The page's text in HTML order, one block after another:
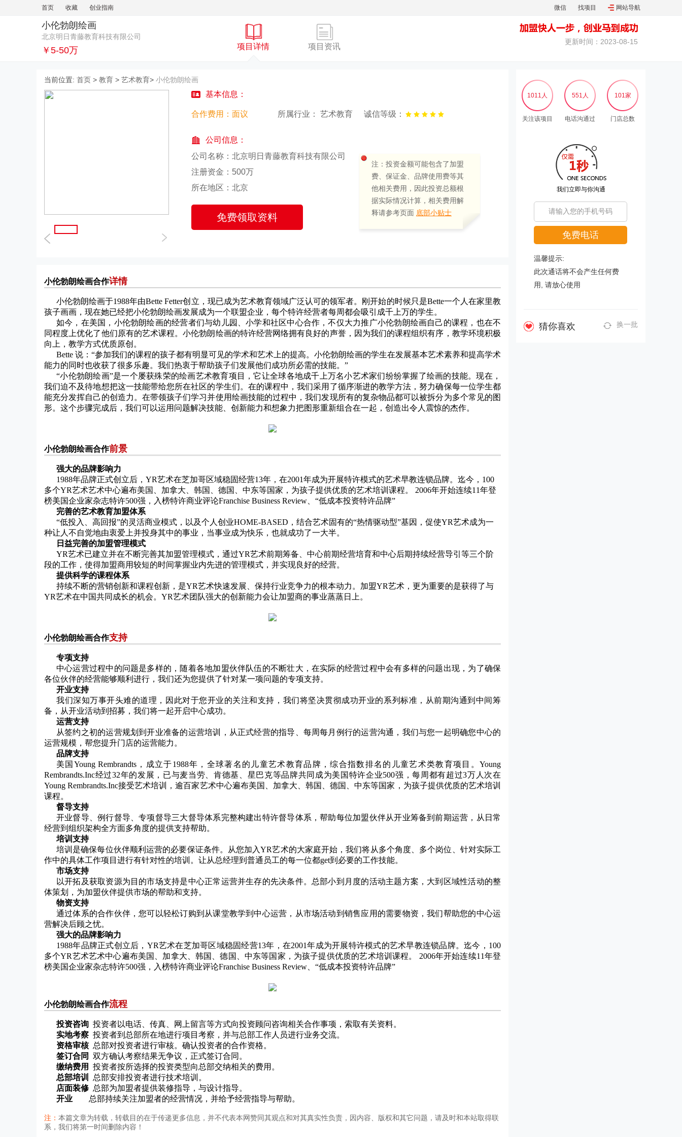
首页 收藏 创业指南 微信 找项目 网站导航
小伦勃朗绘画
北京明日青藤教育科技有限公司
￥5-50万 项目详情 项目资讯
更新时间：2023-08-15
当前位置: 首页 > 教育 > 艺术教育> 小伦勃朗绘画
基本信息：
合作费用：面议 所属行业： 艺术教育 诚信等级：
公司信息：
公司名称：北京明日青藤教育科技有限公司
注册资金：500万
所在地区：北京
免费领取资料
注：投资金额可能包含了加盟
费、保证金、品牌使用费等其
他相关费用，因此投资总额根
据实际情况计算，相关费用解
释请参考页面 底部小贴士
小伦勃朗绘画合作详情
小伦勃朗绘画于1988年由Bette Fetter创立，现已成为艺术教育领域广泛认可的领军者。刚开始的时候只是Bette一个人在家里教
孩子画画，现在她已经把小伦勃朗绘画发展成为一个联盟企业，每个特许经营者每周都会吸引成千上万的学生。
如今，在美国，小伦勃朗绘画的经营者们与幼儿园、小学和社区中心合作，不仅大力推广小伦勃朗绘画自己的课程，也在不
同程度上优化了他们原有的艺术课程。小伦勃朗绘画的特许经营网络拥有良好的声誉，因为我们的课程组织有序，教学环境积极
向上，教学方式优质原创。
Bette 说：“参加我们的课程的孩子都有明显可见的学术和艺术上的提高。小伦勃朗绘画的学生在发展基本艺术素养和提高学术
能力的同时也收获了很多乐趣。我们热衷于帮助孩子们发展他们成功所必需的技能。”
“小伦勃朗绘画”是一个屡获殊荣的绘画艺术教育项目，它让全球各地成千上万名小艺术家们纷纷掌握了绘画的技能。现在，
我们迫不及待地想把这一技能带给您所在社区的学生们。在的课程中，我们采用了循序渐进的教学方法，努力确保每一位学生都
能充分发挥自己的创造力。在带领孩子们学习并使用绘画技能的过程中，我们发现所有的复杂物品都可以被拆分为多个常见的图
形。这个步骤完成后，我们可以运用问题解决技能、创新能力和想象力把图形重新组合在一起，创造出令人震惊的杰作。
小伦勃朗绘画合作前景
强大的品牌影响力
1988年品牌正式创立后，YR艺术在芝加哥区域稳固经营13年，在2001年成为开展特许模式的艺术早教连锁品牌。迄今，100
多个YR艺术艺术中心遍布美国、加拿大、韩国、德国、中东等国家，为孩子提供优质的艺术培训课程。 2006年开始连续11年登
榜美国企业家杂志特许500强，入榜特许商业评论Franchise Business Review、“低成本投资特许品牌”
完善的艺术教育加盟体系
“低投入、高回报”的灵活商业模式，以及个人创业HOME-BASED，结合艺术固有的“热情驱动型”基因，促使YR艺术成为一
种让人不自觉地由衷爱上并投身其中的事业，当事业成为快乐，也就成功了一大半。
日益完善的加盟管理模式
YR艺术已建立并在不断完善其加盟管理模式，通过YR艺术前期筹备、中心前期经营培育和中心后期持续经营导引等三个阶
段的工作，使得加盟商用较短的时间掌握业内先进的管理模式，并实现良好的经营。
提供科学的课程体系
持续不断的营销创新和课程创新，是YR艺术快速发展、保持行业竞争力的根本动力。加盟YR艺术，更为重要的是获得了与
YR艺术在中国共同成长的机会。YR艺术团队强大的创新能力会让加盟商的事业蒸蒸日上。
小伦勃朗绘画合作支持
专项支持
中心运营过程中的问题是多样的，随着各地加盟伙伴队伍的不断壮大，在实际的经营过程中会有多样的问题出现，为了确保
各位伙伴的经营能够顺利进行，我们还为您提供了针对某一项问题的专项支持。
开业支持
我们深知万事开头难的道理，因此对于您开业的关注和支持，我们将坚决贯彻成功开业的系列标准，从前期沟通到中间筹
备，从开业活动到招募，我们将一起开启中心成功。
运营支持
从签约之初的运营规划到开业准备的运营培训，从正式经营的指导、每周每月例行的运营沟通，我们与您一起明确您中心的
运营规模，帮您提升门店的运营能力。
品牌支持
美国Young Rembrandts，成立于1988年，全球著名的儿童艺术教育品牌，综合指数排名的儿童艺术类教育项目。Young
Rembrandts.Inc经过32年的发展，已与麦当劳、肯德基、星巴克等品牌共同成为美国特许企业500强，每周都有超过3万人次在
Young Rembrandts.Inc接受艺术培训，逾百家艺术中心遍布美国、加拿大、韩国、德国、中东等国家，为孩子提供优质的艺术培训
课程。
督导支持
开业督导、例行督导、专项督导三大督导体系完整构建出特许督导体系，帮助每位加盟伙伴从开业筹备到前期运营，从日常
经营到组织架构全方面多角度的提供支持帮助。
培训支持
培训是确保每位伙伴顺利运营的必要保证条件。从您加入YR艺术的大家庭开始，我们将从多个角度、多个岗位、针对实际工
作中的具体工作项目进行有针对性的培训。让从总经理到普通员工的每一位都get到必要的工作技能。
市场支持
以开拓及获取资源为目的市场支持是中心正常运营并生存的先决条件。总部小到月度的活动主题方案，大到区域性活动的整
体策划，为加盟伙伴提供市场的帮助和支持。
物资支持
通过体系的合作伙伴，您可以轻松订购到从课堂教学到中心运营，从市场活动到销售应用的需要物资，我们帮助您的中心运
营解决后顾之忧。
强大的品牌影响力
1988年品牌正式创立后，YR艺术在芝加哥区域稳固经营13年，在2001年成为开展特许模式的艺术早教连锁品牌。迄今，100
多个YR艺术艺术中心遍布美国、加拿大、韩国、德国、中东等国家，为孩子提供优质的艺术培训课程。 2006年开始连续11年登
榜美国企业家杂志特许500强，入榜特许商业评论Franchise Business Review、“低成本投资特许品牌”
小伦勃朗绘画合作流程
投资咨询 投资者以电话、传真、网上留言等方式向投资顾问咨询相关合作事项，索取有关资料。
实地考察 投资者到总部所在地进行项目考察，并与总部工作人员进行业务交流。
资格审核总部对投资者进行审核。确认投资者的合作资格。
签订合同
双方确认考察结果无争议，正式签订合同。
缴纳费用
投资者按所选择的投资类型向总部交纳相关的费用。
总部培训
总部安排投资者进行技术培训。
店面装修 总部为加盟者提供装修指导，与设计指导。
开业
总部持续关注加盟者的经营情况，并给予经营指导与帮助。
注： 本篇文章为转载，转载目的在于传递更多信息，并不代表本网赞同其观点和对其真实性负责，因内容、版权和其它问题，请及时和本站取得联
系，我们将第一时间删除内容！
1011人
关注该项目
551人
电话沟通过
101家
门店总数
我们立即与你沟通
免费电话
温馨提示:
此次通话将不会产生任何费
用, 请放心使用
猜你喜欢 换一批